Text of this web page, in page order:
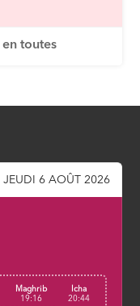
en toutes
JEUDI 6 AOÛT 2026
Maghrib
19:16
Icha
20:44